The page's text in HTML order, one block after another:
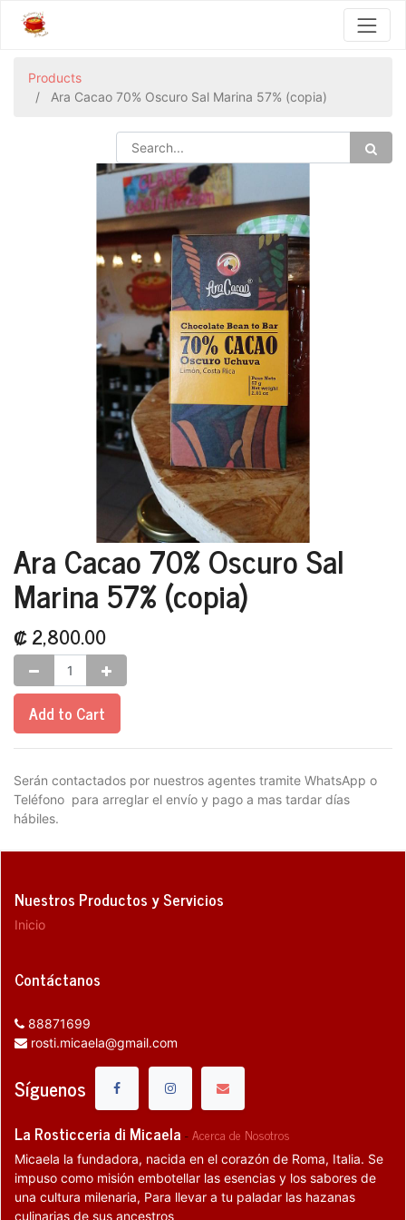
Products
Ara Cacao 70% Oscuro Sal Marina 57% (copia)
Ara Cacao 70% Oscuro Sal
Marina 57% (copia)
₡2,800.00
Add to Cart
Serán contactados por nuestros agentes tramite WhatsApp o
Teléfono para arreglar el envío y pago a mas tardar días
hábiles.
Nuestros Productos y Servicios
Inicio
Contáctanos
88871699
rosti.micaela@gmail.com
Síguenos
La Rosticceria di Micaela -Acerca de Nosotros
Micaela la fundadora, nacida en el corazón de Roma, Italia. Se
impuso como misión embotellar las esencias y los sabores de
una cultura milenaria, Para llevar a tu paladar las hazanas
culinarias de sus ancestros